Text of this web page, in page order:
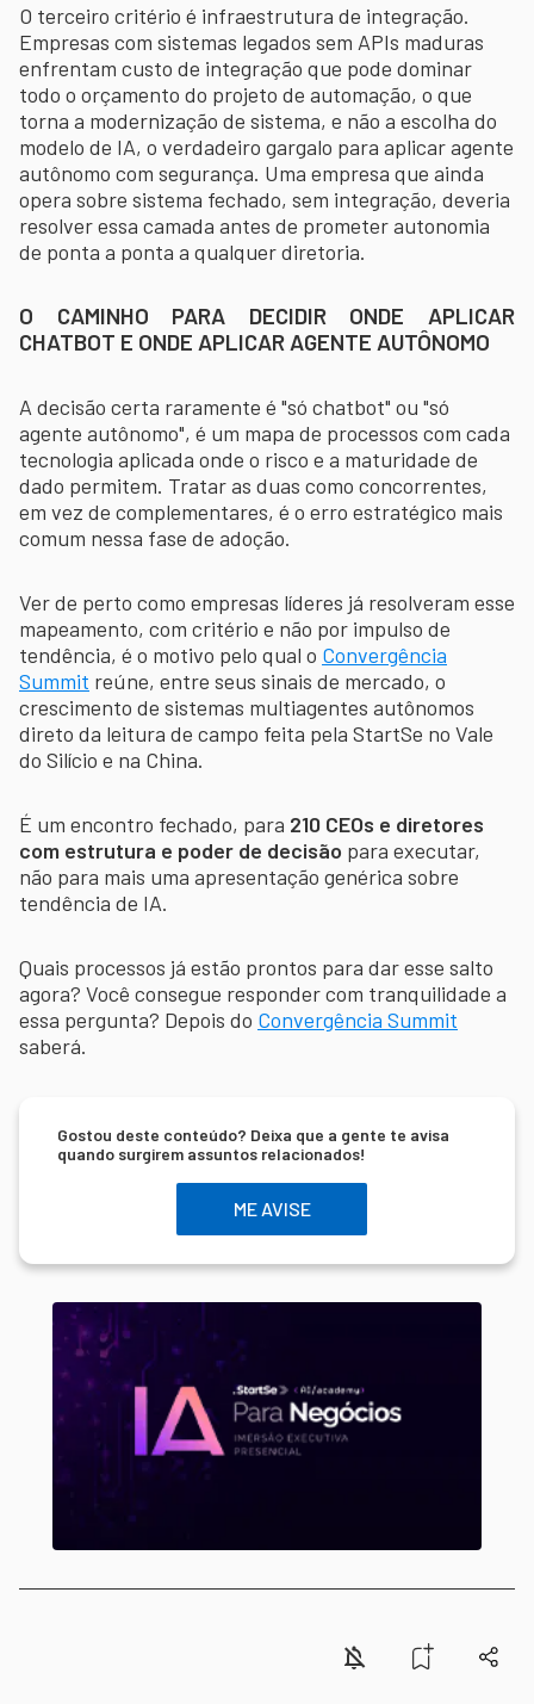
O terceiro critério é infraestrutura de integração.
Empresas com sistemas legados sem APIs maduras
enfrentam custo de integração que pode dominar
todo o orçamento do projeto de automação, o que
torna a modernização de sistema, e não a escolha do
modelo de IA, o verdadeiro gargalo para aplicar agente
autônomo com segurança. Uma empresa que ainda
opera sobre sistema fechado, sem integração, deveria
resolver essa camada antes de prometer autonomia
de ponta a ponta a qualquer diretoria.
O CAMINHO PARA DECIDIR ONDE APLICAR
CHATBOT E ONDE APLICAR AGENTE AUTÔNOMO
A decisão certa raramente é "só chatbot" ou "só
agente autônomo", é um mapa de processos com cada
tecnologia aplicada onde o risco e a maturidade de
dado permitem. Tratar as duas como concorrentes,
em vez de complementares, é o erro estratégico mais
comum nessa fase de adoção.
Ver de perto como empresas líderes já resolveram esse
mapeamento, com critério e não por impulso de
tendência, é o motivo pelo qual o Convergência
Summit reúne, entre seus sinais de mercado, o
crescimento de sistemas multiagentes autônomos
direto da leitura de campo feita pela StartSe no Vale
do Silício e na China.
É um encontro fechado, para 210 CEOs e diretores
com estrutura e poder de decisão para executar,
não para mais uma apresentação genérica sobre
tendência de IA.
Quais processos já estão prontos para dar esse salto
agora? Você consegue responder com tranquilidade a
essa pergunta? Depois do Convergência Summit
saberá.
Gostou deste conteúdo? Deixa que a gente te avisa
quando surgirem assuntos relacionados!
ME AVISE